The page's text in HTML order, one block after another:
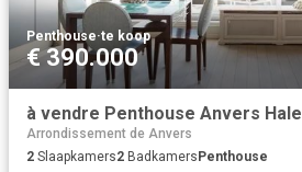
Penthouse·te koop
€ 390.000
à vendre Penthouse Anvers
Arrondissement de Anvers
2 Slaapkamers2 Badkamers Penthouse